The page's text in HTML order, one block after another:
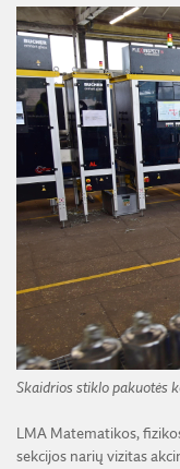
Skaidrios stiklo pakuotės
LMA Matematikos,
sekcijos narių vizitas